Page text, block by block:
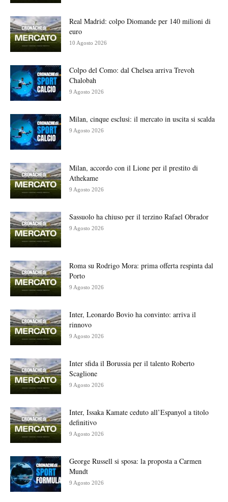
Real Madrid: colpo Diomande per 140 milioni di
euro
10 Agosto 2026
Colpo del Como: dal Chelsea arriva Trevoh
Chalobah
9 Agosto 2026
Milan, cinque esclusi: il mercato in uscita si scalda
9 Agosto 2026
Milan, accordo con il Lione per il prestito di
Athekame
9 Agosto 2026
Sassuolo ha chiuso per il terzino Rafael Obrador
9 Agosto 2026
Roma su Rodrigo Mora: prima offerta respinta dal
Porto
9 Agosto 2026
Inter, Leonardo Bovio ha convinto: arriva il
rinnovo
9 Agosto 2026
Inter sfida il Borussia per il talento Roberto
Scaglione
9 Agosto 2026
Inter, Issaka Kamate ceduto all’Espanyol a titolo
definitivo
9 Agosto 2026
George Russell si sposa: la proposta a Carmen
Mundt
9 Agosto 2026